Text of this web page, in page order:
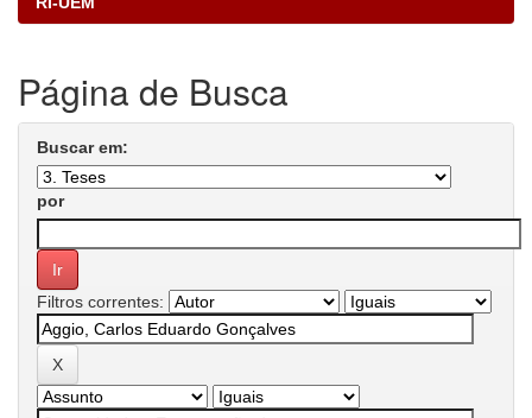
Página de Busca
Buscar em:
por
Filtros correntes: